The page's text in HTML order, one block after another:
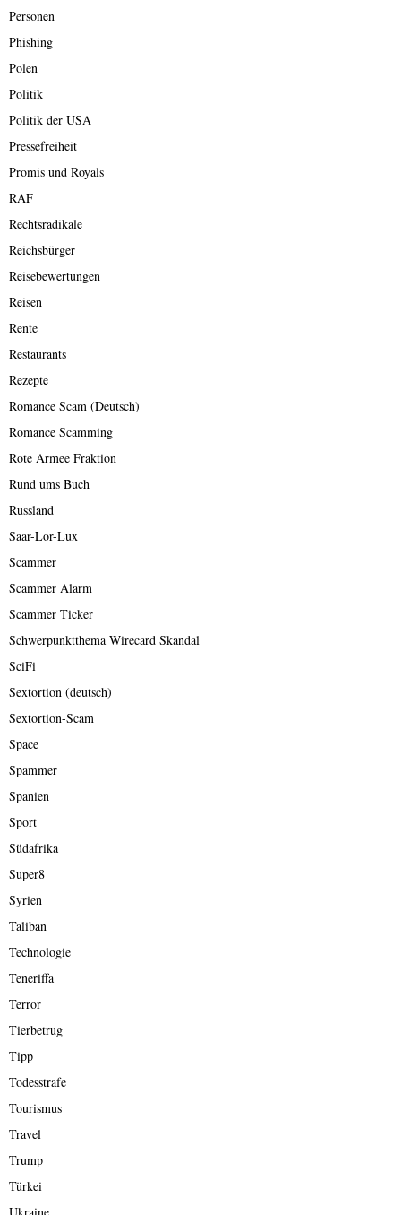
Personen
Phishing
Polen
Politik
Politik der USA
Pressefreiheit
Promis und Royals
RAF
Rechtsradikale
Reichsbürger
Reisebewertungen
Reisen
Rente
Restaurants
Rezepte
Romance Scam (Deutsch)
Romance Scamming
Rote Armee Fraktion
Rund ums Buch
Russland
Saar-Lor-Lux
Scammer
Scammer Alarm
Scammer Ticker
Schwerpunktthema Wirecard Skandal
SciFi
Sextortion (deutsch)
Sextortion-Scam
Space
Spammer
Spanien
Sport
Südafrika
Super8
Syrien
Taliban
Technologie
Teneriffa
Terror
Tierbetrug
Tipp
Todesstrafe
Tourismus
Travel
Trump
Türkei